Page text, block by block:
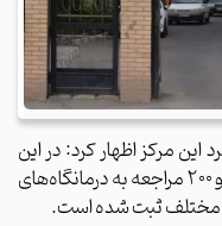
این مرکز اظهار کرد: در این
مدت، ۶۲ هزار مراجعه به اورژانس، ۱۴ هزار و ۲۰۰ مراجعه به درمانگاه‌های